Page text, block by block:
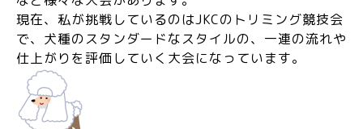
現在、私が挑戦しているのはJKCのトリミング競技会
で、犬種のスタンダードなスタイルの、一連の流れや
仕上がりを評価していく大会になっています。